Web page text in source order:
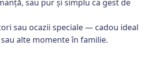
sau pur și simplu ca gest de
sau ocazii speciale — cadou ideal
alte momente în familie.